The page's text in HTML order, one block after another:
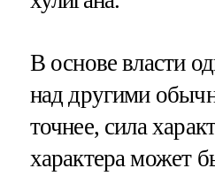
В основе власти
над другими
точнее, сила
характера может